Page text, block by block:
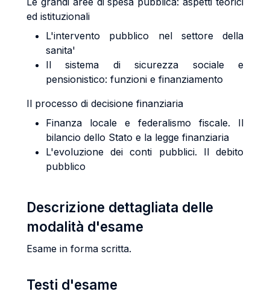
ed istituzionali
L'intervento pubblico nel settore della
sanita'
Il sistema di sicurezza sociale e
pensionistico: funzioni e finanziamento
Il processo di decisione finanziaria
Finanza locale e federalismo fiscale. Il
bilancio dello Stato e la legge finanziaria
L'evoluzione dei conti pubblici. Il debito
pubblico
Descrizione dettagliata delle
modalità d'esame
Esame in forma scritta.
Testi d'esame